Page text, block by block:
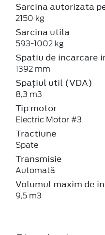
Sarcina autorizata
2150 kg
Sarcina utila
593-1002 kg
Spatiu de incarcare
1392 mm
Spațiul util (VDA)
8,3 m3
Tip motor
Electric Motor #3
Tractiune
Spate
Transmisie
Automată
Volumul maxim de
9,5 m3